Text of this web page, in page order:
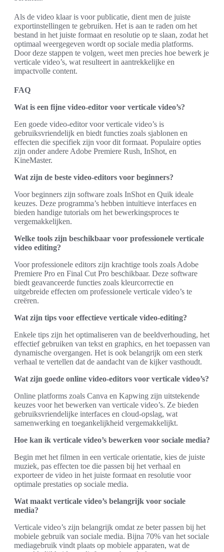
Als de video klaar is voor publicatie, dient men de juiste
exportinstellingen te gebruiken. Het is aan te raden om het
bestand in het juiste formaat en resolutie op te slaan, zodat het
optimaal weergegeven wordt op sociale media platforms.
Door deze stappen te volgen, weet men precies hoe bewerk je
verticale video’s, wat resulteert in aantrekkelijke en
impactvolle content.
FAQ
Wat is een fijne video-editor voor verticale video’s?
Een goede video-editor voor verticale video’s is
gebruiksvriendelijk en biedt functies zoals sjablonen en
effecten die specifiek zijn voor dit formaat. Populaire opties
zijn onder andere Adobe Premiere Rush, InShot, en
KineMaster.
Wat zijn de beste video-editors voor beginners?
Voor beginners zijn software zoals InShot en Quik ideale
keuzes. Deze programma’s hebben intuïtieve interfaces en
bieden handige tutorials om het bewerkingsproces te
vergemakkelijken.
Welke tools zijn beschikbaar voor professionele verticale
video editing?
Voor professionele editors zijn krachtige tools zoals Adobe
Premiere Pro en Final Cut Pro beschikbaar. Deze software
biedt geavanceerde functies zoals kleurcorrectie en
uitgebreide effecten om professionele verticale video’s te
creëren.
Wat zijn tips voor effectieve verticale video-editing?
Enkele tips zijn het optimaliseren van de beeldverhouding, het
effectief gebruiken van tekst en graphics, en het toepassen van
dynamische overgangen. Het is ook belangrijk om een sterk
verhaal te vertellen dat de aandacht van de kijker vasthoudt.
Wat zijn goede online video-editors voor verticale video’s?
Online platforms zoals Canva en Kapwing zijn uitstekende
keuzes voor het bewerken van verticale video’s. Ze bieden
gebruiksvriendelijke interfaces en cloud-opslag, wat
samenwerking en toegankelijkheid vergemakkelijkt.
Hoe kan ik verticale video’s bewerken voor sociale media?
Begin met het filmen in een verticale orientatie, kies de juiste
muziek, pas effecten toe die passen bij het verhaal en
exporteer de video in het juiste formaat en resolutie voor
optimale prestaties op sociale media.
Wat maakt verticale video’s belangrijk voor sociale
media?
Verticale video’s zijn belangrijk omdat ze beter passen bij het
mobiele gebruik van sociale media. Bijna 70% van het sociale
mediagebruik vindt plaats op mobiele apparaten, wat de